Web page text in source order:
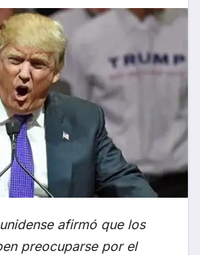
afirmó que los
preocuparse por el